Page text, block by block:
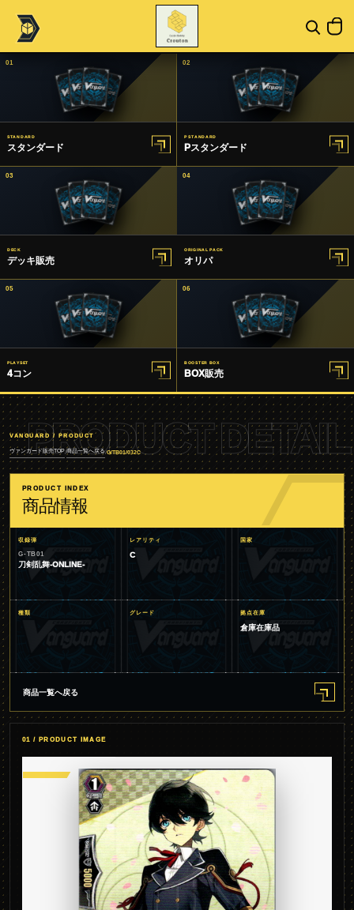
01
STANDARD
スタンダード
02
P STANDARD
Pスタンダード
03
DECK
デッキ販売
04
ORIGINAL PACK
オリパ
05
PLAYSET
4コン
06
BOOSTER BOX
BOX販売
PRODUCT DETAIL
VANGUARD / PRODUCT
ヴァンガード販売TOP/商品一覧へ戻る/G/TB01/032C
PRODUCT INDEX
商品情報
収録弾
G-TB01
刀剣乱舞-ONLINE-
レアリティ
C
国家
種類 グレード 拠点在庫
倉庫在庫品
商品一覧へ戻る
01 / PRODUCT IMAGE